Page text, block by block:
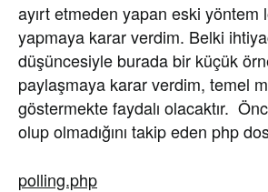
ayırt etmeden yapan eski yöntem
yapmaya karar verdim. Belki
düşüncesiyle burada bir küçük
paylaşmaya karar verdim, temel
göstermekte faydalı olacaktır.
olup olmadığını takip eden php
polling.php